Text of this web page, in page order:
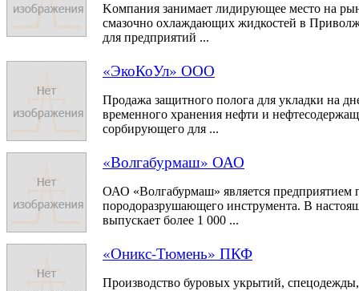
Kомпания занимаeт лидирующее место на
смазочно охлаждающих жидкостей в
для предприятий ...
«ЭкоКоУл» ООО
Продажа защитного полога для укладки на
временного хранения нефти и
сорбирующего для ...
«Волгабурмаш» ОАО
ОАО «Волгабурмаш» является предприятием
породоразрушающего инструмента. В
выпускает более 1 000 ...
«Оникс-Тюмень» ПКФ
Производство буровых укрытий,